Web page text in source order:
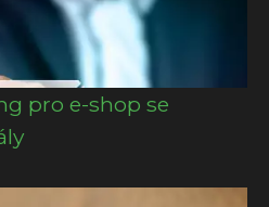
pro e-shop se